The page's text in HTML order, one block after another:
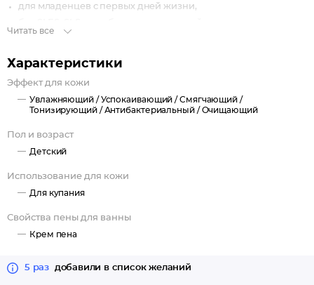
для младенцев с первых дней жизни,
Читать все
Характеристики
Эффект для кожи
Увлажняющий /Успокаивающий /Смягчающий /
Тонизирующий /Антибактериальный /Очищающий
Пол и возраст
Детский
Использование для кожи
Для купания
Свойства пены для ванны
Крем пена
5 раз добавили в список желаний